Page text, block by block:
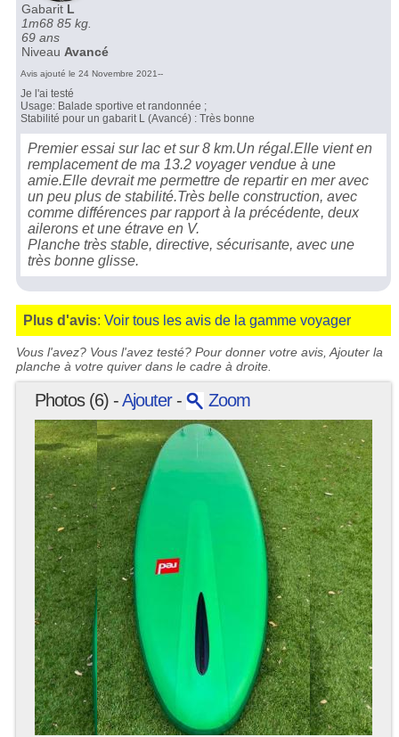
Gabarit L
1m68 85 kg.
69 ans
Niveau Avancé
Avis ajouté le 24 Novembre 2021--
Je l'ai testé
Usage: Balade sportive et randonnée ;
Stabilité pour un gabarit L (Avancé) : Très bonne
Premier essai sur lac et sur 8 km.Un régal.Elle vient en
remplacement de ma 13.2 voyager vendue à une
amie.Elle devrait me permettre de repartir en mer avec
un peu plus de stabilité.Très belle construction, avec
comme différences par rapport à la précédente, deux
ailerons et une étrave en V.
Planche très stable, directive, sécurisante, avec une
très bonne glisse.
Plus d'avis:Voir tous les avis de la gamme voyager
Vous l'avez? Vous l'avez testé? Pour donner votre avis, Ajouter la
planche à votre quiver dans le cadre à droite.
Photos (6) -Ajouter- Zoom